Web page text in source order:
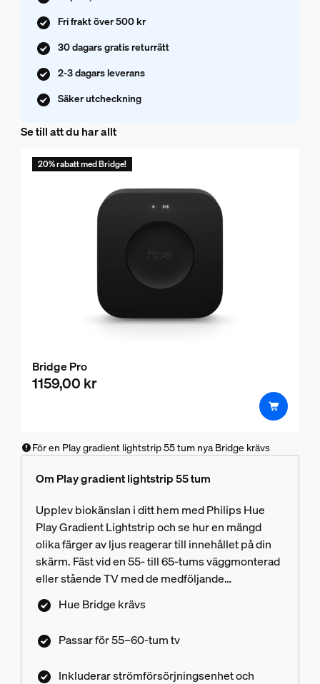
Fri frakt över 500 kr
30 dagars gratis returrätt
2-3 dagars leverans
Säker utcheckning
Se till att du har allt
20% rabatt med Bridge!
Bridge Pro
1159,00 kr
För en Play gradient lightstrip 55 tum nya Bridge krävs
Om Play gradient lightstrip 55 tum
Upplev biokänslan i ditt hem med Philips Hue
Play Gradient Lightstrip och se hur en mängd
olika färger av ljus reagerar till innehållet på din
skärm. Fäst vid en 55- till 65-tums väggmonterad
eller stående TV med de medföljande
monteringsfästena.
Hue Bridge krävs
Passar för 55–60-tum tv
Inkluderar strömförsörjningsenhet och